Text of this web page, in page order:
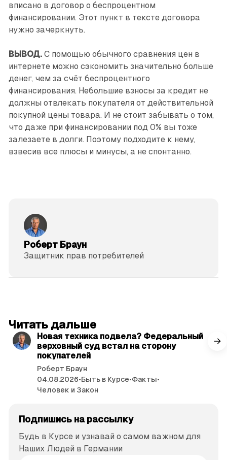
вписано в договор о беспроцентном
финансировании. Этот пункт в тексте договора
нужно зачеркнуть.
ВЫВОД.С помощью обычного сравнения цен в
интернете можно сэкономить значительно больше
денег, чем за счёт беспроцентного
финансирования. Небольшие взносы за кредит не
должны отвлекать покупателя от действительной
покупной цены товара. И не стоит забывать о том,
что даже при финансировании под 0% вы тоже
залезаете в долги. Поэтому подходите к нему,
взвесив все плюсы и минусы, а не спонтанно.
Роберт Браун
Защитник прав потре­бителей
Читать дальше
Новая техника подвела? Федеральный
верховный суд встал на сторону
покупателей
Роберт Браун
04.08.2026•Быть в Курсе•Факты•
Человек и Закон
Подпишись на рассылку
Будь в Курсе и узнавай о самом важном для
Наших Людей в Германии